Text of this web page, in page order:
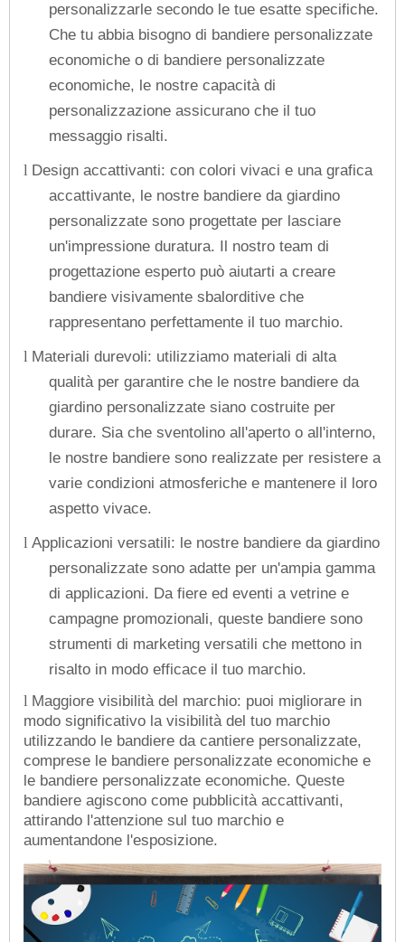
personalizzarle secondo le tue esatte specifiche.
Che tu abbia bisogno di bandiere personalizzate
economiche o di bandiere personalizzate
economiche, le nostre capacità di
personalizzazione assicurano che il tuo
messaggio risalti.
l Design accattivanti: con colori vivaci e una grafica
accattivante, le nostre bandiere da giardino
personalizzate sono progettate per lasciare
un'impressione duratura. Il nostro team di
progettazione esperto può aiutarti a creare
bandiere visivamente sbalorditive che
rappresentano perfettamente il tuo marchio.
l Materiali durevoli: utilizziamo materiali di alta
qualità per garantire che le nostre bandiere da
giardino personalizzate siano costruite per
durare. Sia che sventolino all'aperto o all'interno,
le nostre bandiere sono realizzate per resistere a
varie condizioni atmosferiche e mantenere il loro
aspetto vivace.
l Applicazioni versatili: le nostre bandiere da giardino
personalizzate sono adatte per un'ampia gamma
di applicazioni. Da fiere ed eventi a vetrine e
campagne promozionali, queste bandiere sono
strumenti di marketing versatili che mettono in
risalto in modo efficace il tuo marchio.
l Maggiore visibilità del marchio: puoi migliorare in
modo significativo la visibilità del tuo marchio
utilizzando le bandiere da cantiere personalizzate,
comprese le bandiere personalizzate economiche e
le bandiere personalizzate economiche. Queste
bandiere agiscono come pubblicità accattivanti,
attirando l'attenzione sul tuo marchio e
aumentandone l'esposizione.